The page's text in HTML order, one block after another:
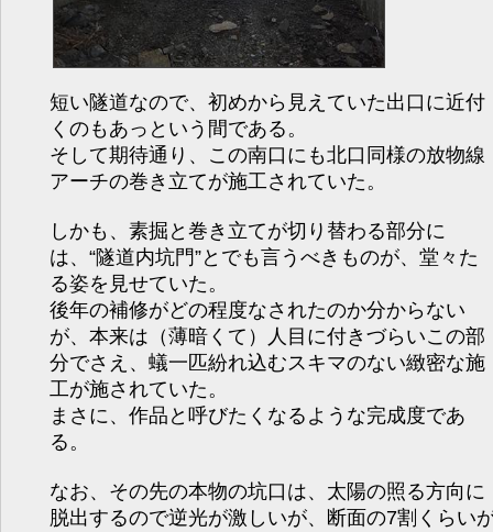
短い隧道なので、初めから見えていた出口に近付
くのもあっという間である。
そして期待通り、この南口にも北口同様の放物線
アーチの巻き立てが施工されていた。
しかも、素掘と巻き立てが切り替わる部分に
は、“隧道内坑門”とでも言うべきものが、堂々た
る姿を見せていた。
後年の補修がどの程度なされたのか分からない
が、本来は（薄暗くて）人目に付きづらいこの部
分でさえ、蟻一匹紛れ込むスキマのない緻密な施
工が施されていた。
まさに、作品と呼びたくなるような完成度であ
る。
なお、その先の本物の坑口は、太陽の照る方向に
脱出するので逆光が激しいが、断面の7割くらい